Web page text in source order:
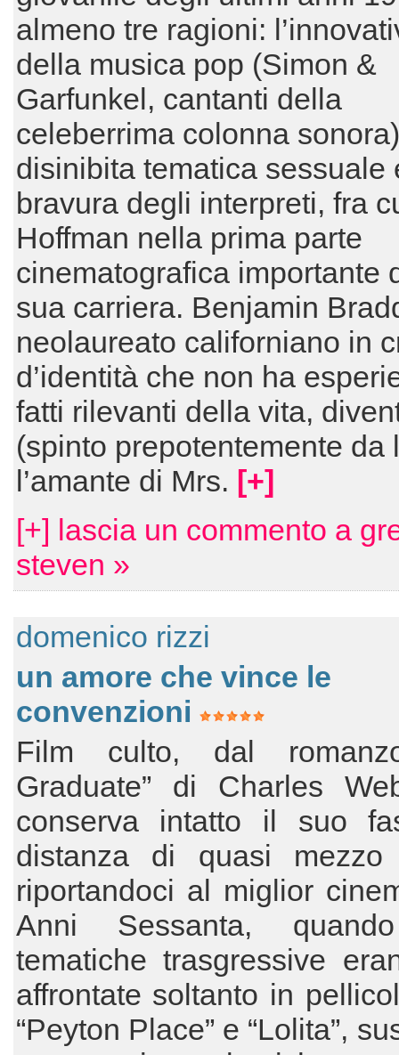
almeno tre ragioni:
della musica pop (Simon &
Garfunkel, cantanti della
celeberrima colonna
disinibita tematica sessuale
bravura degli interpreti, fra
Hoffman nella prima parte
cinematografica importante
sua carriera. Benjamin
neolaureato californiano in
d’identità che non ha
fatti rilevanti della vita,
(spinto prepotentemente da
l’amante di Mrs. [+]
[+] lascia un commento a
steven »
domenico rizzi
un amore che vince le
convenzioni
Film culto, dal
Graduate” di Charles
conserva intatto il suo
distanza di quasi mezzo
riportandoci al miglior
Anni Sessanta,
tematiche trasgressive
affrontate soltanto in
“Peyton Place” e “Lolita”,